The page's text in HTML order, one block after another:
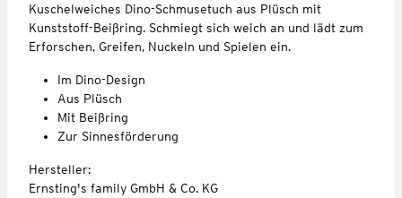
Kuschelweiches Dino-Schmusetuch aus Plüsch mit
Kunststoff-Beißring. Schmiegt sich weich an und lädt zum
Erforschen, Greifen, Nuckeln und Spielen ein.
Im Dino-Design
Aus Plüsch
Mit Beißring
Zur Sinnesförderung
Hersteller:
Ernsting's family GmbH & Co. KG